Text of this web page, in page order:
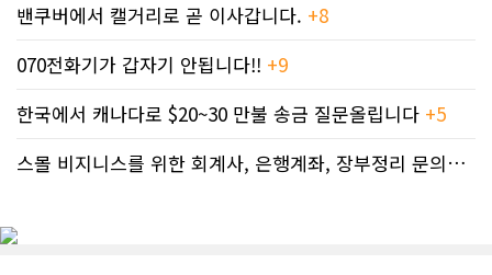
밴쿠버에서 캘거리로 곧 이사갑니다. +8
070전화기가 갑자기 안됩니다!! +9
한국에서 캐나다로 $20~30 만불 송금 질문올립니다 +5
스몰 비지니스를 위한 회계사, 은행계좌, 장부정리 문의드립니다.